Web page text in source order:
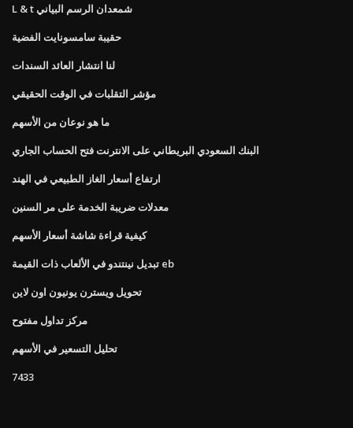
L & t شمعدان الرسم البياني
حقيبة سامسونايت الفضية
لنا انتشار العائد السندات
مؤشر التقلبات في الوقت الحقيقي
ما هو نوعان من الأسهم
البنك السعودي البريطاني على الانترنت فتح الحساب الجاري
ارتفاع أسعار الغاز الطبيعي في الهند
معدلات ضريبة الخدمة على مر السنين
كيفية قراءة شاشة أسعار الأسهم
تبديل نينتندو في الألعاب ذات القيمة eb
تحويل ويسترن يونيون اون لاين
مركز تداول مفتوح
تحليل التسعير في الأسهم
7433